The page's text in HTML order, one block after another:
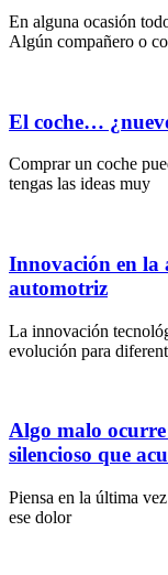
En alguna ocasión
Algún compañero o
El coche…
Comprar un coche
tengas las ideas muy
Innovación en la
automotriz
La innovación
evolución para
Algo malo
silencioso que
Piensa en la última
ese dolor